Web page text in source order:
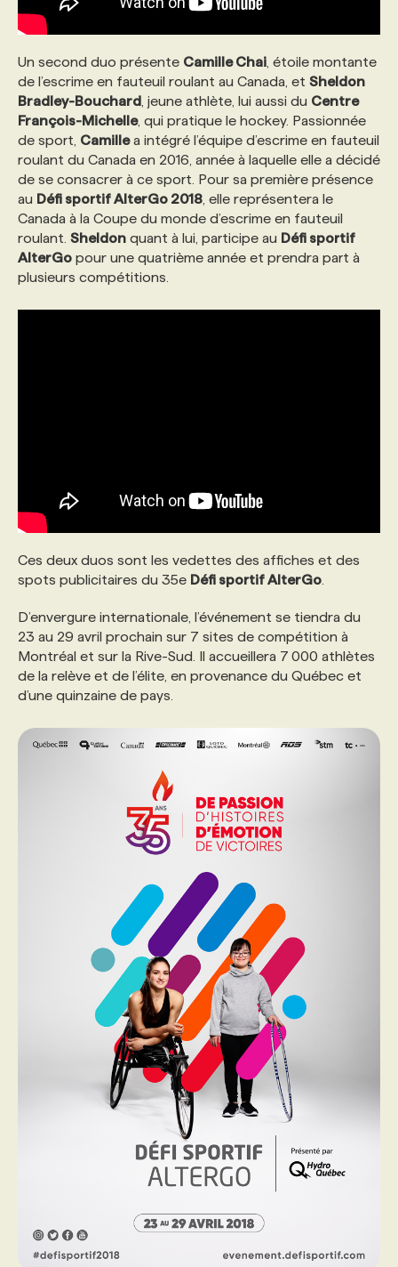
Un second duo présente Camille Chai , étoile montante
de l’escrime en fauteuil roulant au Canada, et Sheldon
Bradley-Bouchard , jeune athlète, lui aussi du Centre
François-Michelle, qui pratique le hockey. Passionnée
de sport, Camillea intégré l’équipe d’escrime en fauteuil
roulant du Canada en 2016, année à laquelle elle a décidé
de se consacrer à ce sport. Pour sa première présence
au Défi sportif AlterGo 2018 , elle représentera le
Canada à la Coupe du monde d’escrime en fauteuil
roulant. Sheldon quant à lui, participe au Défi sportif
AlterGo pour une quatrième année et prendra part à
plusieurs compétitions.
Ces deux duos sont les vedettes des affiches et des
spots publicitaires du 35e Défi sportif AlterGo
D’envergure internationale, l’événement se tiendra du
23 au 29 avril prochain sur 7 sites de compétition à
Montréal et sur la Rive-Sud. Il accueillera 7 000 athlètes
de la relève et de l’élite, en provenance du Québec et
d’une quinzaine de pays.